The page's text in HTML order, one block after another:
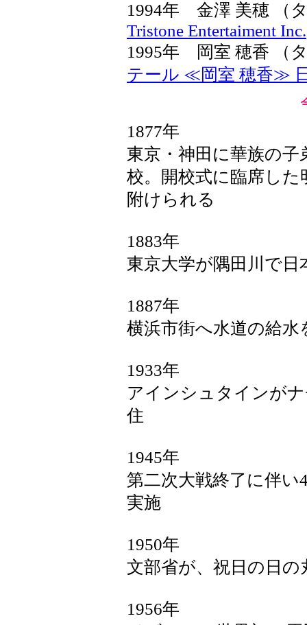
1994年 金澤 美穂
Tristone Entertaiment Inc.
1995年 岡室 穂香
テール ≪岡室 穂香≫
1877年
東京・神田に華族の子
校。開校式に臨席し
附けられる
1883年
東京大学が隅田川で
1887年
横浜市街へ水道の給水
1933年
アインシュタインが
住
1945年
第二次大戦終了に伴い
実施
1950年
文部省が、祝日の日の
1956年